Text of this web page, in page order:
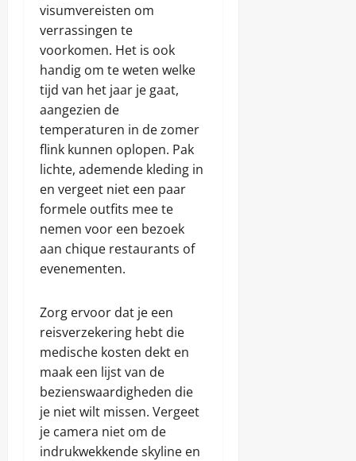
visumvereisten om
verrassingen te
voorkomen. Het is ook
handig om te weten welke
tijd van het jaar je gaat,
aangezien de
temperaturen in de zomer
flink kunnen oplopen. Pak
lichte, ademende kleding in
en vergeet niet een paar
formele outfits mee te
nemen voor een bezoek
aan chique restaurants of
evenementen.
Zorg ervoor dat je een
reisverzekering hebt die
medische kosten dekt en
maak een lijst van de
bezienswaardigheden die
je niet wilt missen. Vergeet
je camera niet om de
indrukwekkende skyline en